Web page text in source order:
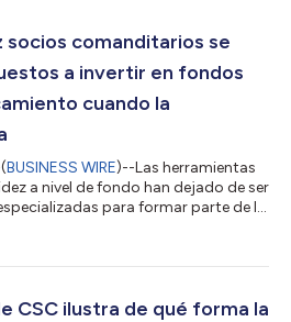
socios comanditarios se
a invertir en fondos
cuando la
BUSINESS WIRE)--Las herramientas
a nivel de fondo han dejado de ser
para formar parte de la
y cumplimiento normativo. Los
a utilizar estas herramientas
CSC ilustra de qué forma la